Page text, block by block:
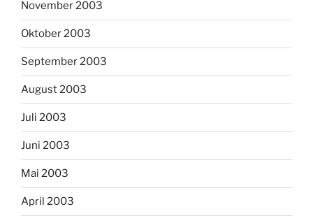
November 2003
Oktober 2003
September 2003
August 2003
Juli 2003
Juni 2003
Mai 2003
April 2003